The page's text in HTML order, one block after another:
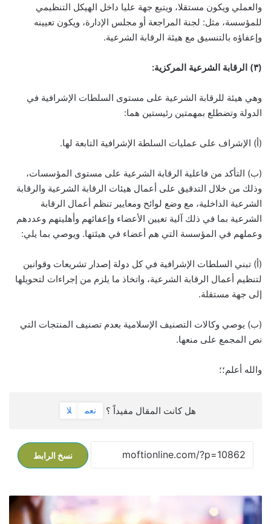
والعملي ويكون مستقلا، ويتبع جهة عليا داخل الهيكل التنظيمي
للمؤسسة، مثل: لجنة المراجعة أو مجلس الإدارة، ويكون تعيينه
وإعفاؤه بالتنسيق مع هيئة الرقابة الشرعية.
(۳) الرقابة الشرعية المركزية:
وهي هيئة للرقابة الشرعية على مستوى السلطات الإشرافية في
الدولة وتضطلع بمهمتين رئيستين هما:
(أ) الإشراف على عمليات السلطة الإشرافية التابعة لها.
(ب) التأكد من فاعلية الرقابة الشرعية على مستوى المؤسسات،
وذلك من خلال التدقيق على أعمال هيئات الرقابة الشرعية والرقابة
الشرعية الداخلية، مع وضع لوائح ومعايير تنظم أعمال الرقابة
الشرعية بما في ذلك آلية تعيين الأعضاء وإعفائهم وأهليتهم وعددهم
وعملهم في المؤسسة التي هم أعضاء في هيئتها. ويوصي بما يلي:
(أ) تبني السلطات الإشرافية في كل دولة إصدار تشريعات وقوانين
لتنظيم أعمال الرقابة الشرعية، واتخاذ ما يلزم من إجراءات لتحويلها
إلى جهة مستقلة.
(ب) يوصي وكالات التصنيف الإسلامية بعدم تصنيف المنتجات التي
نص المجمع على منعها.
والله أعلم؛؛
هل كانت المقال مفيداً ؟ نعم لا
نسخ الرابط
د
ف